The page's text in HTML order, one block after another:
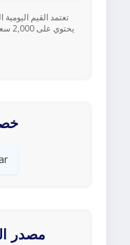
مصدر